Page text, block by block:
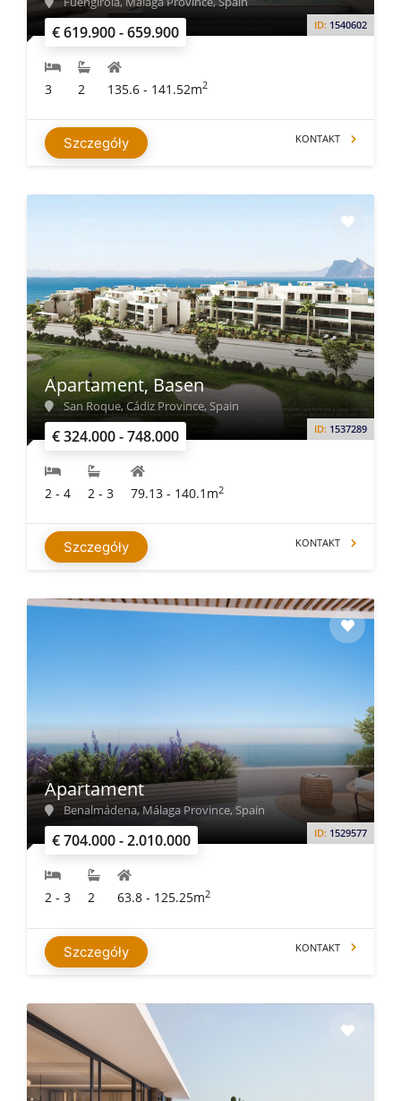
€ 619.900 - 659.900 ID: 1540602
3 2 135.6 - 141.52m2
Szczegóły KONTAKT
€ 324.000 - 748.000 ID: 1537289
Apartament, Basen
San Roque, Cádiz Province, Spain
2 - 4 2 - 3 79.13 - 140.1m2
Szczegóły KONTAKT
€ 704.000 - 2.010.000 ID: 1529577
Apartament
Benalmádena, Málaga Province, Spain
2 - 3 2 63.8 - 125.25m2
Szczegóły KONTAKT